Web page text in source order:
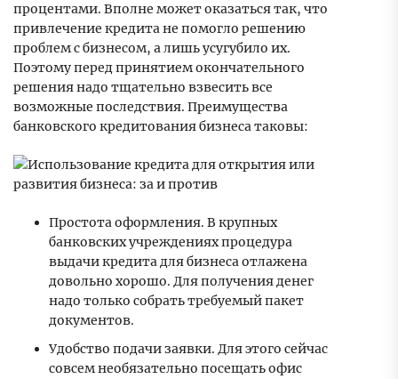
процентами. Вполне может оказаться так, что
привлечение кредита не помогло решению
проблем с бизнесом, а лишь усугубило их.
Поэтому перед принятием окончательного
решения надо тщательно взвесить все
возможные последствия. Преимущества
банковского кредитования бизнеса таковы:
Простота оформления. В крупных
банковских учреждениях процедура
выдачи кредита для бизнеса отлажена
довольно хорошо. Для получения денег
надо только собрать требуемый пакет
документов.
Удобство подачи заявки. Для этого сейчас
совсем необязательно посещать офис